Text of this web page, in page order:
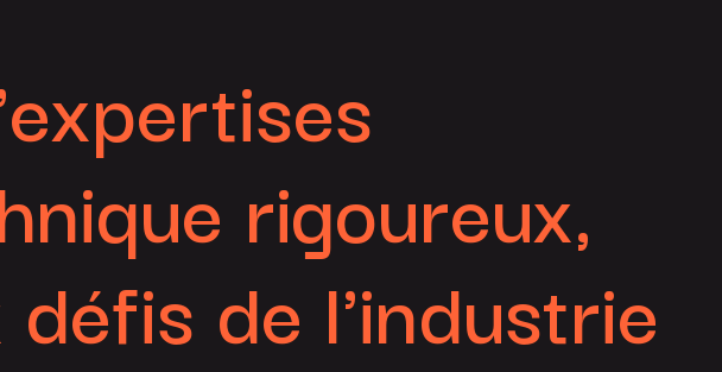
rigoureux,
de l'industrie